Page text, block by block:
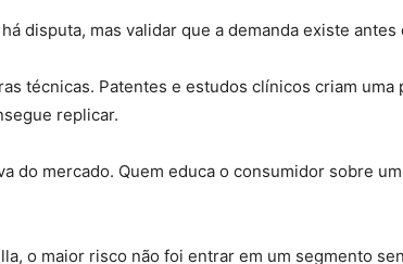
disputa, mas validar que a demanda existe antes
técnicas. Patentes e estudos clínicos criam
replicar.
do mercado. Quem educa o consumidor sobre
o maior risco não foi entrar em um segmento